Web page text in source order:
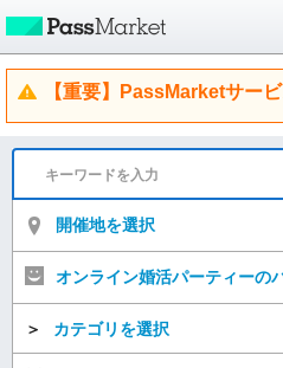
【重要】PassMarketサー
開催地を選択
オンライン婚活パーティーの
＞ カテゴリを選択